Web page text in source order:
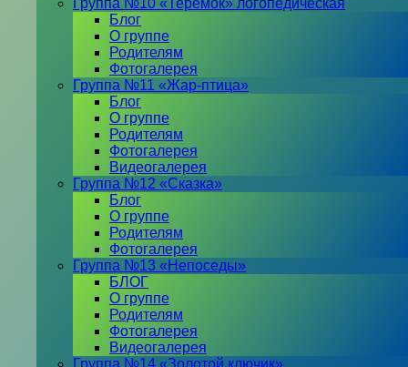
Группа №10 «Теремок» логопедическая
Блог
О группе
Родителям
Фотогалерея
Группа №11 «Жар-птица»
Блог
О группе
Родителям
Фотогалерея
Видеогалерея
Группа №12 «Сказка»
Блог
О группе
Родителям
Фотогалерея
Группа №13 «Непоседы»
БЛОГ
О группе
Родителям
Фотогалерея
Видеогалерея
Группа №14 «Золотой ключик»